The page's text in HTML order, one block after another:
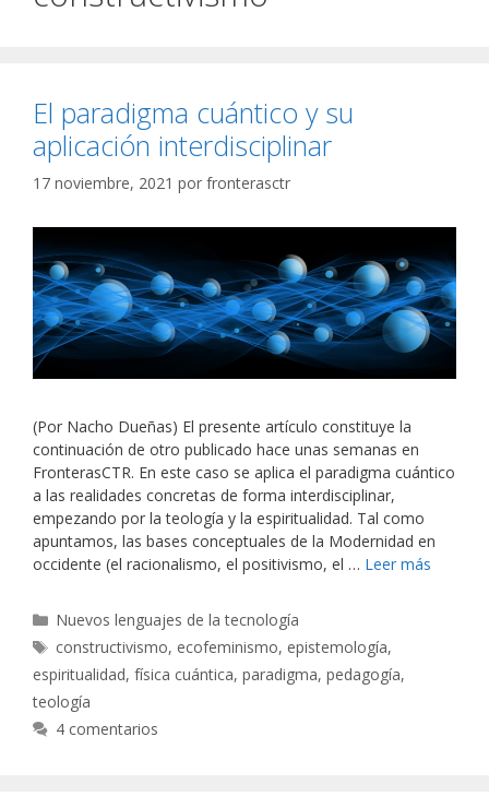
El paradigma cuántico y su
aplicación interdisciplinar
17 noviembre, 2021 por fronterasctr
(Por Nacho Dueñas) El presente artículo constituye la
continuación de otro publicado hace unas semanas en
FronterasCTR. En este caso se aplica el paradigma cuántico
a las realidades concretas de forma interdisciplinar,
empezando por la teología y la espiritualidad. Tal como
apuntamos, las bases conceptuales de la Modernidad en
occidente (el racionalismo, el positivismo, el … Leer más
Categorías
Nuevos lenguajes de la tecnología
Etiquetas
constructivismo, ecofeminismo, epistemología,
espiritualidad, física cuántica, paradigma, pedagogía,
teología
4 comentarios